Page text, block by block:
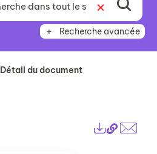
Recherche avancée
Détail du document
Lien